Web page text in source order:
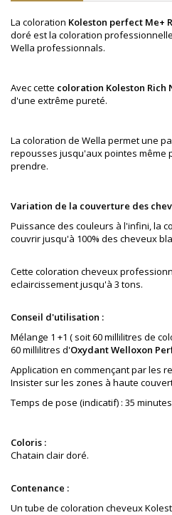
La coloration Koleston perfect Me+
doré est la coloration
Wella professionnals.
Avec cette coloration Koleston Rich
d'une extrême pureté.
La coloration de Wella permet une
repousses jusqu'aux pointes même
prendre.
Variation de la couverture des
Puissance des couleurs à l'infini, la
couvrir jusqu'à 100% des cheveux
Cette coloration cheveux
eclaircissement jusqu'à 3 tons.
Conseil d'utilisation :
Mélange 1 +1 ( soit 60 millilitres de
60 millilitres d'Oxydant Welloxon
Application en commençant par les
Insister sur les zones à haute
Temps de pose (indicatif) : 35
Coloris :
Chatain clair doré.
Contenance :
Un tube de coloration cheveux